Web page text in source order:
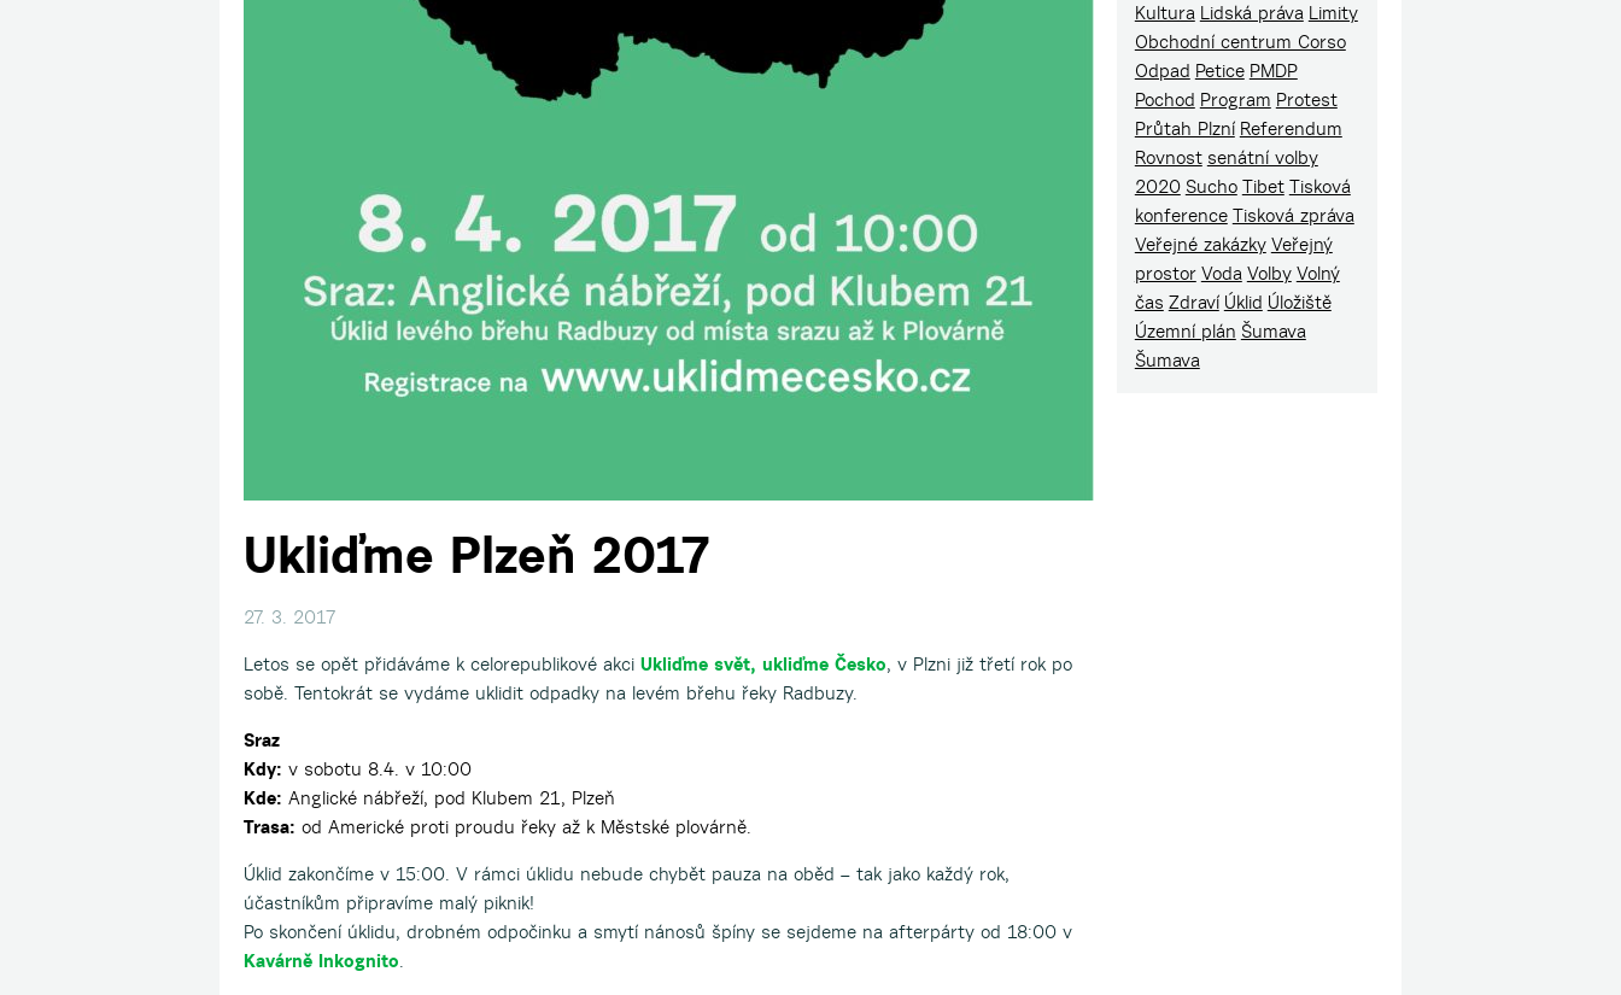
Ukliďme Plzeň 2017
27. 3. 2017
Letos se opět přidáváme k celorepublikové akci Ukliďme svět, ukliďme Česko, v Plzni již třetí rok po
sobě. Tentokrát se vydáme uklidit odpadky na levém břehu řeky Radbuzy.
Sraz
Kdy: v sobotu 8.4. v 10:00
Kde: Anglické nábřeží, pod Klubem 21, Plzeň
Trasa: od Americké proti proudu řeky až k Městské plovárně.
Úklid zakončíme v 15:00. V rámci úklidu nebude chybět pauza na oběd – tak jako každý rok,
účastníkům připravíme malý piknik!
Po skončení úklidu, drobném odpočinku a smytí nánosů špíny se sejdeme na afterpárty od 18:00 v
Kavárně Inkognito.
Kultura Lidská práva Limity
Obchodní centrum Corso
Odpad Petice PMDP
Pochod Program Protest
Průtah Plzní Referendum
Rovnost senátní volby
2020 Sucho Tibet Tisková
konference Tisková zpráva
Veřejné zakázky Veřejný
prostor Voda Volby Volný
čas Zdraví Úklid Úložiště
Územní plán Šumava
Šumava